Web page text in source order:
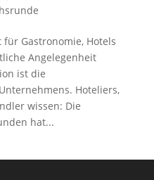
Gastronomie, Hotels
Angelegenheit
ist die
Hoteliers,
wissen: Die
hat...